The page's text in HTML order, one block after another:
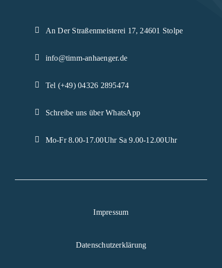
An Der Straßenmeisterei 17, 24601 Stolpe
info@timm-anhaenger.de
Tel (+49) 04326 2895474
Schreibe uns über WhatsApp
Mo-Fr 8.00-17.00Uhr Sa 9.00-12.00Uhr
Impressum
Datenschutzerklärung